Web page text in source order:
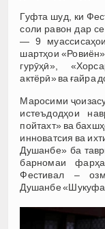
Гуфта шуд, ки
соли равон дар
— 9
шартҳои
гурӯҳӣ»,
актёрӣ» ва ғайра
Маросими
истеъдодҳои
пойтахт» ва
инноватсия ва
Душанбе» ба
барномаи
Фестивал –
Душанбе